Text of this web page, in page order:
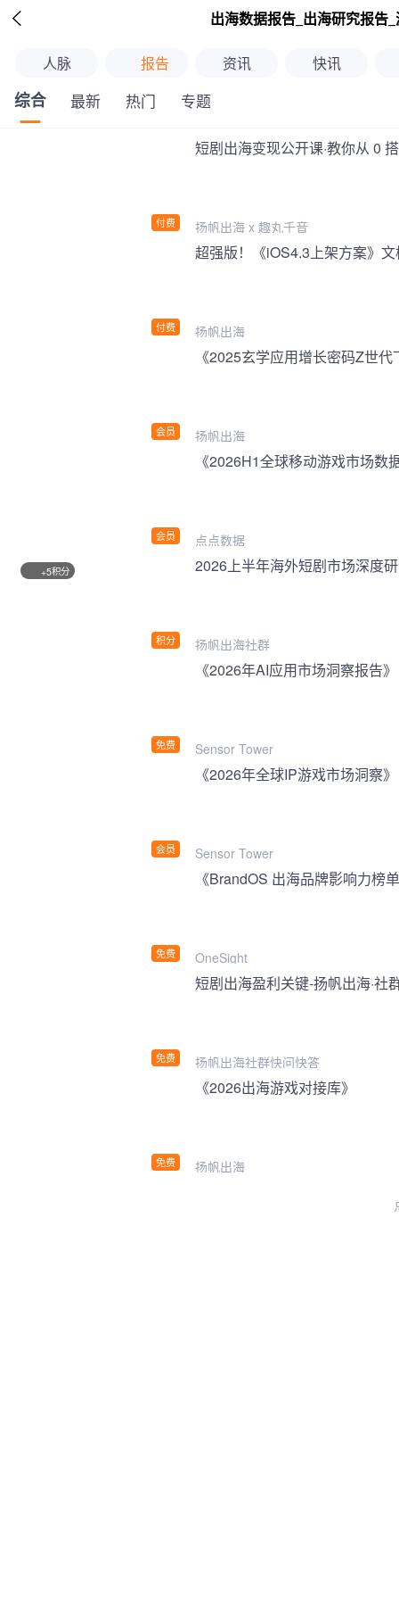
 出海数据报告_出海研究报告
人脉 报告 资讯 快讯
综合 最新 热门 专题
付费
短剧出海变现公开课·教你从 0
扬帆出海 x 趣丸千音
付费 扬帆出海
会员
《2025玄学应用增长密码Z世
扬帆出海
会员
《2026H1全球移动游戏市场数
点点数据
+5积分
积分
2026上半年海外短剧市场深度
扬帆出海社群
免费
《2026年AI应用市场洞察报告》
Sensor Tower
会员
《2026年全球IP游戏市场洞察》
Sensor Tower
免费
《BrandOS 出海品牌影响力榜
OneSight
免费
短剧出海盈利关键-扬帆出海·社
扬帆出海社群快问快答
免费
《2026出海游戏对接库》
扬帆出海